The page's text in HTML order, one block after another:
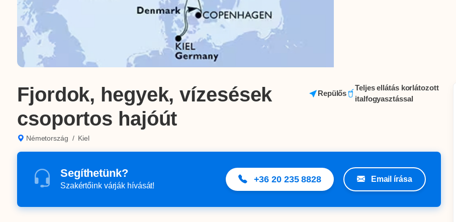
Fjordok, hegyek, vízesések
csoportos hajóút
Németország / Kiel
Repülős
Teljes ellátás korlátozott
italfogyasztással
Segíthetünk?
Szakértőink várják hívását!
+36 20 235 8828 Email írása